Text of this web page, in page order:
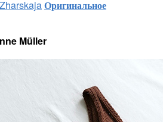
ZharskajaОригинальное
Müller